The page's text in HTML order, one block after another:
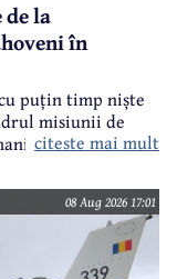
la
în
puțin timp niște
misiunii de
din peretele
citeste mai mult
08 Aug 2026 17:01